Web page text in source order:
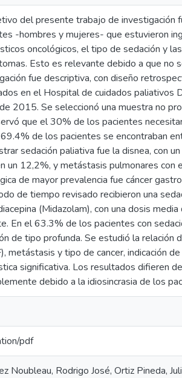
del presente trabajo de investigación
-hombres y mujeres- que estuvieron
oncológicos, el tipo de sedación y
Esto es relevante debido a que no
fue descriptiva, con diseño
en el Hospital de cuidados paliativos
2015. Se seleccionó una muestra no
que el 30% de los pacientes
de los pacientes se encontraban
sedación paliativa fue la disnea, con
un 12,2%, y metástasis pulmonares con
de mayor prevalencia fue cáncer
de tiempo revisado recibieron una
(Midazolam), con una dosis
En el 63.3% de los pacientes con
de tipo profunda. Se estudió la
metástasis y tipo de cancer, indicación
significativa. Los resultados difieren
debido a la idiosincrasia de los
pdf
Noubleau, Rodrigo José, Ortiz Pineda,